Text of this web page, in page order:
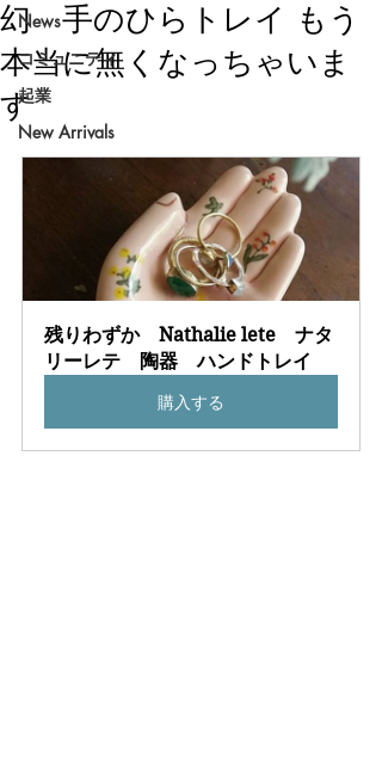
News
コミュニティ
起業
New Arrivals
幻 手のひらトレイ もう
本当に無くなっちゃいま
す
残りわずか　Nathalie lete　ナタ
リーレテ　陶器　ハンドトレイ
購入する